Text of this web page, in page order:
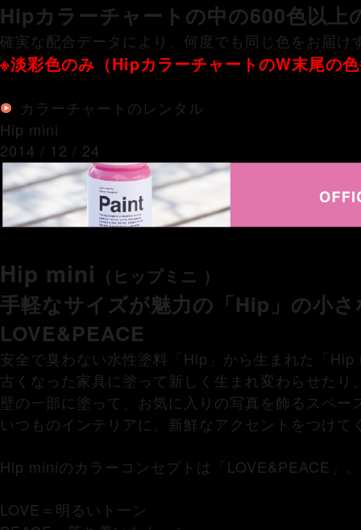
Hipカラーチャートの中の600色以上
確実な配合データにより、何度でも同じ色をお届け
※淡彩色のみ（HipカラーチャートのW末尾の
カラーチャートのレンタル
Hip mini
2014 / 12 / 24
Hip mini （ヒップミニ ）
手軽なサイズが魅力の「Hip」の小
LOVE&PEACE
安全で臭わない水性塗料「Hip」から生まれた「
古くなった家具に塗って新しく生まれ変わらせたり
壁の一部に塗って、お気に入りの写真を飾るスペー
いつものインテリアに、新鮮なアクセントをつけて
Hip miniのカラーコンセプトは「LOVE&PEACE」。
LOVE＝明るいトーン